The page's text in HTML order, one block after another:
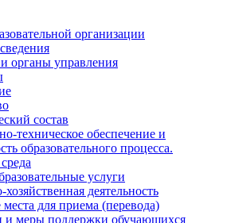
организации
органы управления
состав
техническое обеспечение и
образовательного процесса.
услуги
деятельность
для приема (перевода)
и меры поддержки обучающихся